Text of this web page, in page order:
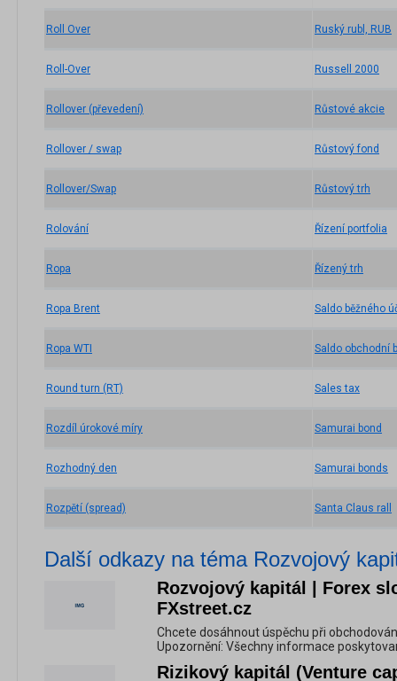
Roll Over
Roll-Over
Rollover (převedení)
Rollover / swap
Rollover/Swap
Rolování
Ropa
Ropa Brent
Ropa WTI
Round turn (RT)
Rozdíl úrokové míry
Rozhodný den
Rozpětí (spread)
Ruský rubl, RUB
Russell 2000
Růstové akcie
Růstový fond
Růstový trh
Řízení portfolia
Řízený trh
Saldo běžného
Saldo obchodní
Sales tax
Samurai bond
Samurai bonds
Santa Claus rall
Další odkazy na téma Rozvojový
Rozvojový kapitál | Forex
FXstreet.cz
Chcete dosáhnout úspěchu při
Upozornění: Všechny informace
Rizikový kapitál (Venture